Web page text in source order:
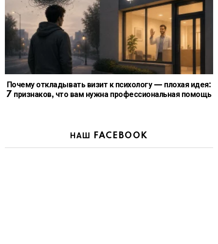
Почему откладывать визит к психологу — плохая идея:
7 признаков, что вам нужна профессиональная помощь
НАШ FACEBOOK